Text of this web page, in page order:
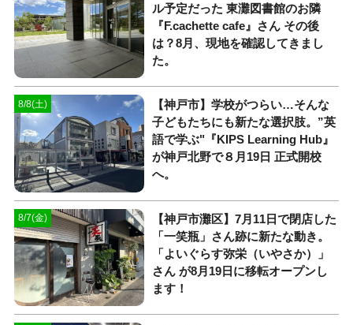
ル予定だった 東灘図書館のお隣
『F.cachette cafe』さん その後
は？8月、現地を確認してきまし
た。
8/8(土)
【神戸市】学校がつらい…そんな
子どもたちにも新たな選択肢。”英
語で学ぶ"『KIPS Learning Hub』
が神戸北野で８月19日 正式開校
へ。
8/7(金)
【神戸市灘区】7月11日で閉店した
「一笑瓶」さん跡に新たな動き。
「よいぐらす弥栄（いやさか）」
さん が8月19日に移転オープンし
ます！